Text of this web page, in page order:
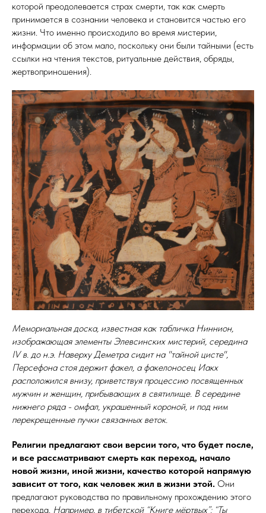
которой преодолевается страх смерти, так как смерть
принимается в сознании человека и становится частью его
жизни. Что именно происходило во время мистерии,
информации об этом мало, поскольку они были тайными (есть
ссылки на чтения текстов, ритуальные действия, обряды,
жертвоприношения).
Мемориальная доска, известная как табличка Ниннион,
изображающая элементы Элевсинских мистерий, середина
IV в. до н.э. Наверху Деметра сидит на "тайной цисте",
Персефона стоя держит факел, а факелоносец Иакх
расположился внизу, приветствуя процессию посвященных
мужчин и женщин, прибывающих в святилище. В середине
нижнего ряда - омфал, украшенный короной, и под ним
перекрещенные пучки связанных веток.
Религии предлагают свои версии того, что будет после,
и все рассматривают смерть как переход, начало
новой жизни, иной жизни, качество которой напрямую
зависит от того, как человек жил в жизни этой. Они
предлагают руководства по правильному прохождению этого
перехода. Например, в тибетской “Книге мёртвых”: “Ты